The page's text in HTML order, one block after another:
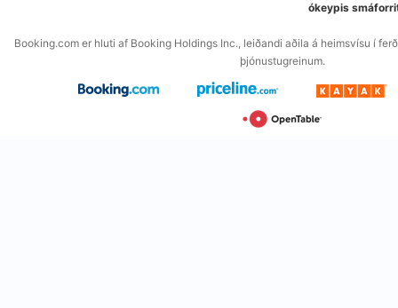
ókeypis
Booking.com er hluti af Booking Holdings Inc., leiðandi aðila á heimsvísu í
þjónustugreinum.